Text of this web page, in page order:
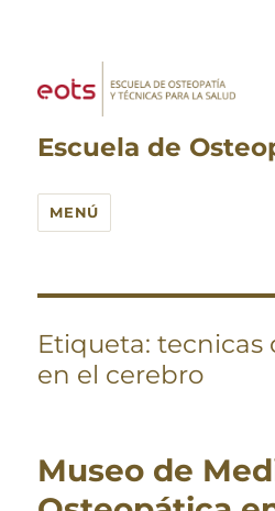
Escuela de
MENÚ
Etiqueta:tecnicas
en el cerebro
Museo de